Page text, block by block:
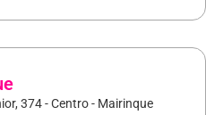
374 - Centro - Mairinque